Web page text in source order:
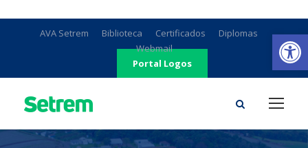
AVA Setrem Biblioteca Certificados
Diplomas
Webmail
Portal Logos